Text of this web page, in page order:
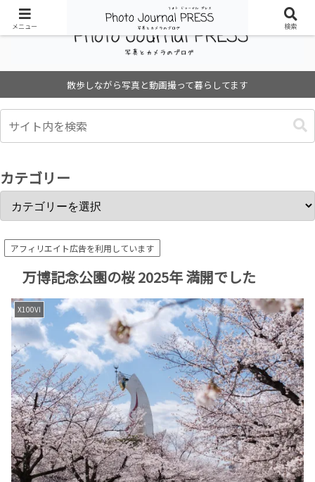
散歩しながら写真と動画撮って暮らしてます
カテゴリー
アフィリエイト広告を利用しています
万博記念公園の桜 2025年 満開でした
X100VI
メニュー 検索